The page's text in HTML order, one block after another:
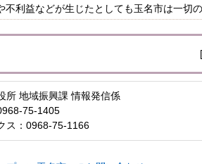
利益などが生じたとしても玉名市は一切の
[
所 地域振興課 情報発信係
75-1405
ス：0968-75-1166